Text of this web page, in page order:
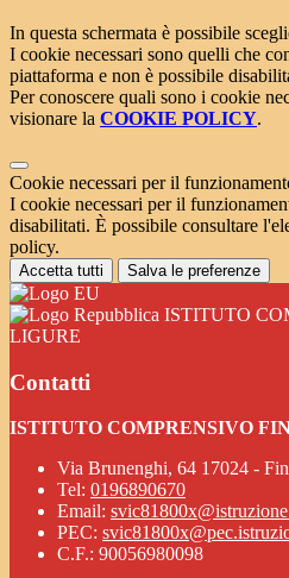
In questa schermata è possibile
I cookie necessari sono quelli che
piattaforma e non è possibile
Per conoscere quali sono i cookie
visionare la COOKIE POLICY.
Cookie necessari per il
I cookie necessari per il
disabilitati. È possibile consultare
policy.
Accetta tutti Salva le preferenze
ISTITUTO
LIGURE
Contatti
ISTITUTO COMPRENSIVO
Via Brunenghi, 64 17024 -
Tel: 0196890670
Email:
PEC:
C.F.: 90056980098